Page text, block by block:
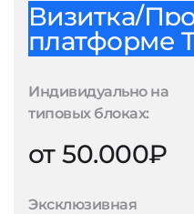
Визитка/
платформе
Индивидуально на
типовых блоках:
от 50.000₽
Эксклюзивная